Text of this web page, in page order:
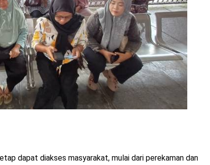
dapat diakses masyarakat, mulai dari perekaman dan